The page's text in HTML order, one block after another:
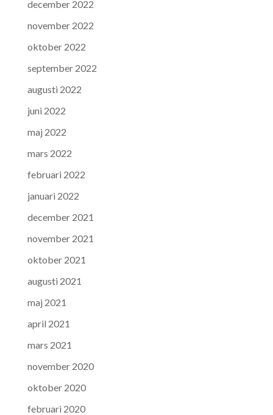
december 2022
november 2022
oktober 2022
september 2022
augusti 2022
juni 2022
maj 2022
mars 2022
februari 2022
januari 2022
december 2021
november 2021
oktober 2021
augusti 2021
maj 2021
april 2021
mars 2021
november 2020
oktober 2020
februari 2020